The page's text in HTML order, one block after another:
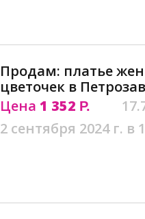
Продам: платье
цветочек в
Цена 1 352 Р.
2 сентября 2024 г. в